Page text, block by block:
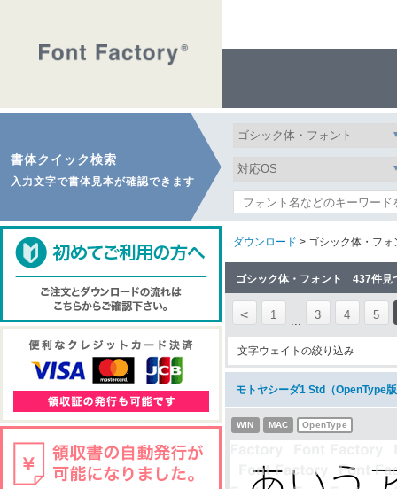
書体クイック検索
入力文字で書体見本が確認できます
ダウンロード > ゴシック体・フォ
ゴシック体・フォント 437件見
< 1 ... 3 4 5
文字ウェイトの絞り込み
モトヤシーダ1 Std（OpenType
WIN MAC OpenType